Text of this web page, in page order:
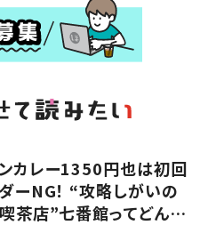
カレー1350円也は初回
ーNG！ “攻略しがいの
茶店”七番館ってどんな